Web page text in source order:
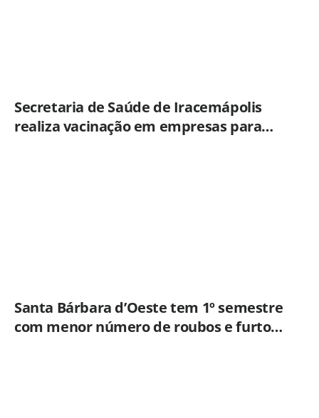
Secretaria de Saúde de Iracemápolis
realiza vacinação em empresas para
Santa Bárbara d’Oeste tem 1º semestre
com menor número de roubos e furtos